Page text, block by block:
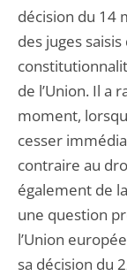
décision du 14
des juges
de l’Union. Il a
moment,
cesser
contraire au
également de
une question
l’Union
sa décision du